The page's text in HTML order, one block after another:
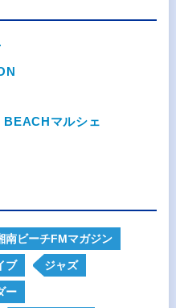
マルシェ
南ビーチFMマガジン
ブ ジャズ
ー